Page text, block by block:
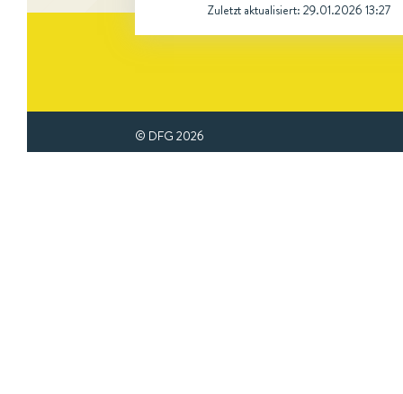
Zuletzt aktualisiert: 29.01.2026 13:27
© DFG 2026